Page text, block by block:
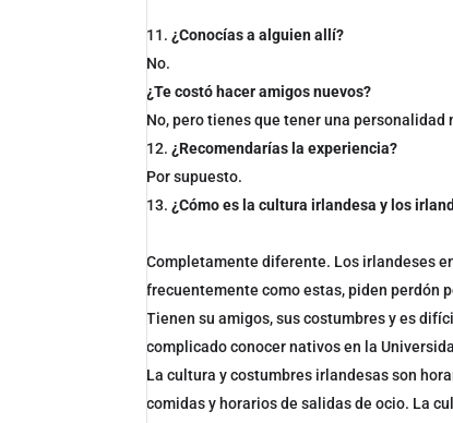
¿Conocías a alguien allí?
No.
¿Te costó hacer amigos nuevos?
No, pero tienes que tener una personalidad
¿Recomendarías la experiencia?
Por supuesto.
¿Cómo es la cultura irlandesa y los
Completamente diferente. Los irlandeses
frecuentemente como estas, piden perdón
Tienen su amigos, sus costumbres y es
complicado conocer nativos en la
La cultura y costumbres irlandesas son
comidas y horarios de salidas de ocio. La